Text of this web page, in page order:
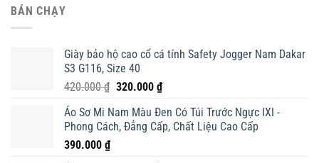
BÁN CHẠY
Giày bảo hộ cao cổ cá tính Safety Jogger Nam Dakar
S3 G116, Size 40
420.000₫ Giá
là:
420.000 ₫.
320.000 ₫Giá
tại
là:
Áo Sơ Mi Nam Màu Đen Có Túi Trước Ngực IXI -
Phong Cách, Đẳng Cấp, Chất Liệu Cao Cấp
390.000 ₫